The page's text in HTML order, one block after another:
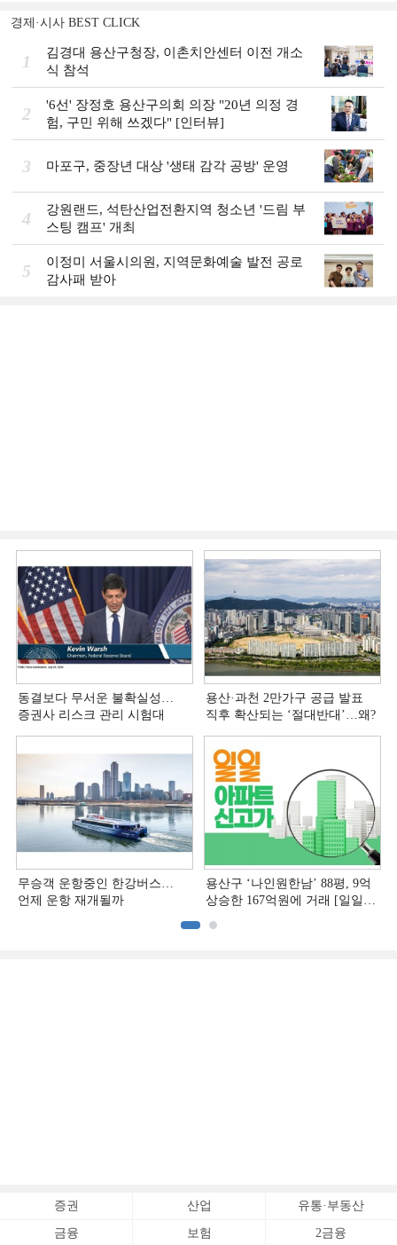
경제·시사 BEST CLICK
1
김경대 용산구청장, 이촌치안센터 이전 개소
식 참석
2
'6선' 장정호 용산구의회 의장 "20년 의정 경
험, 구민 위해 쓰겠다" [인터뷰]
3 마포구, 중장년 대상 '생태 감각 공방' 운영
4
강원랜드, 석탄산업전환지역 청소년 '드림 부
스팅 캠프' 개최
5
이정미 서울시의원, 지역문화예술 발전 공로
감사패 받아
동결보다 무서운 불확실성…
증권사 리스크 관리 시험대
용산·과천 2만가구 공급 발표
직후 확산되는 ‘절대반대’…왜?
무승객 운항중인 한강버스…
언제 운항 재개될까
용산구 ‘나인원한남’ 88평, 9억
상승한 167억원에 거래 [일일
증권 산업 유통·부동산
금융 보험 2금융